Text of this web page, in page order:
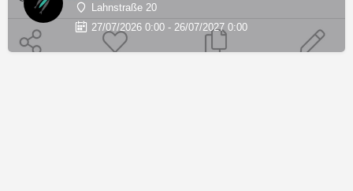
Lahnstraße 20
27/07/2026 0:00 - 26/07/2027 0:00